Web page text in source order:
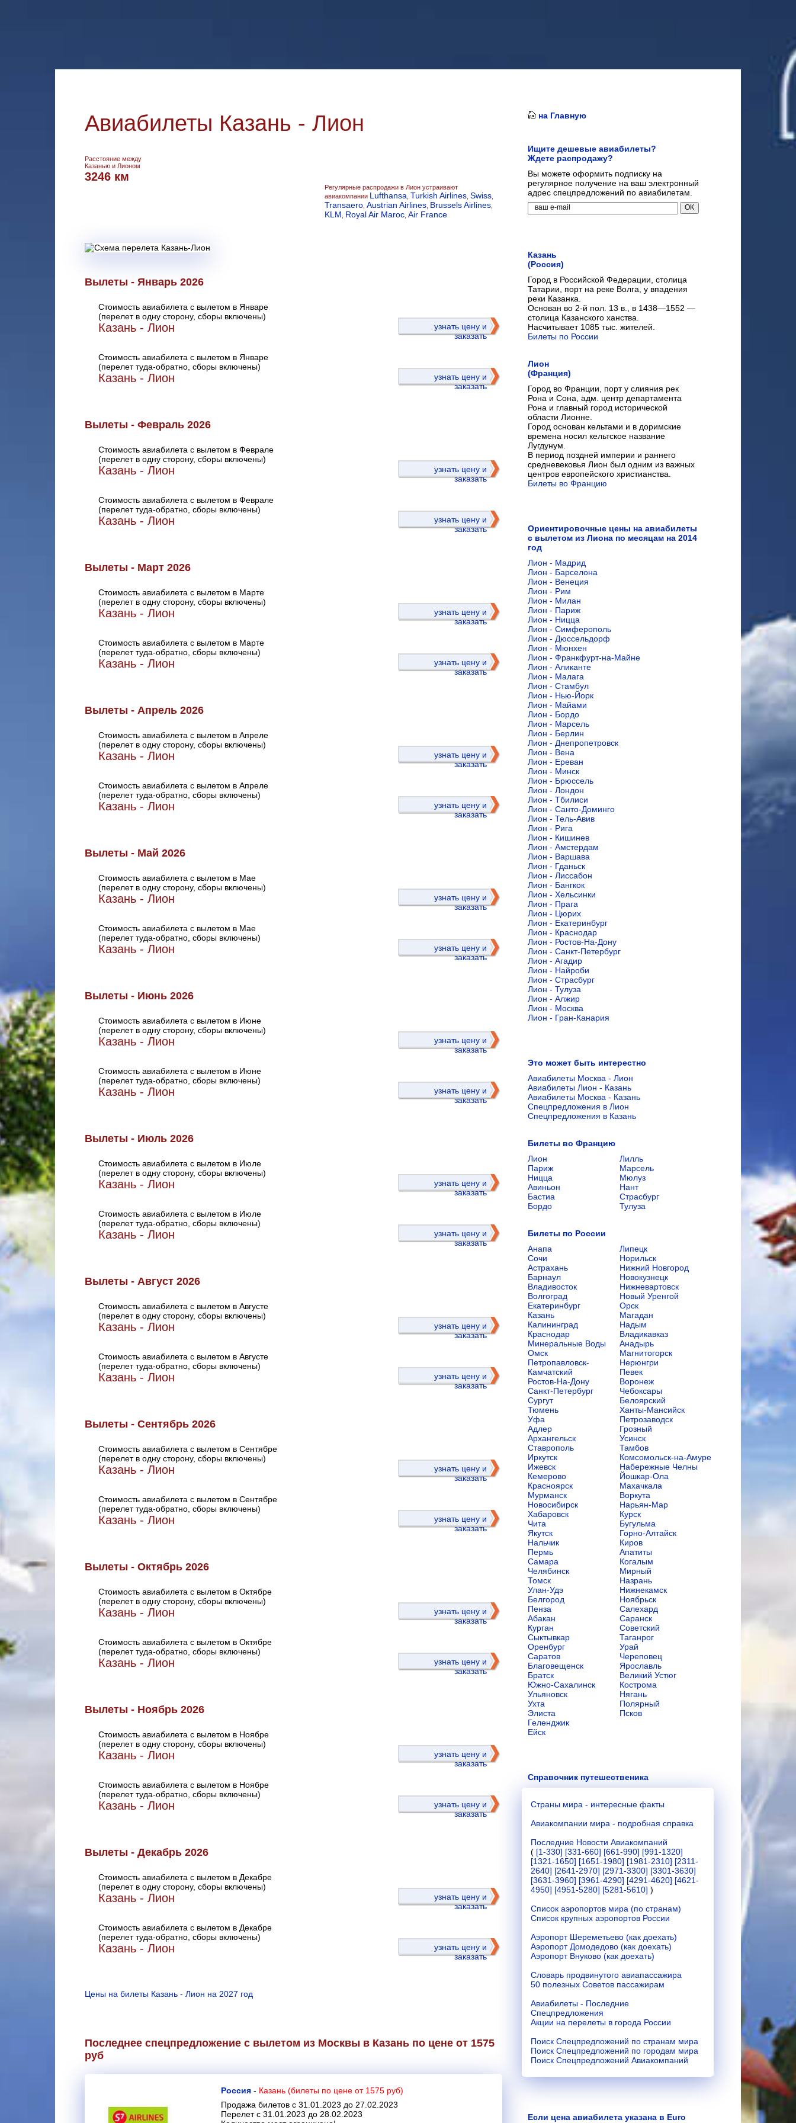
Авиабилеты Казань - Лион
Расстояние между
Казанью и Лионом
3246 км
Регулярные распродажи в Лион устраивают
авиакомпании Lufthansa Turkish Airlines Swiss
Transaero Austrian Airlines Brussels Airlines
KLM Royal Air Maroc Air France
Вылеты - Январь 2026
Стоимость авиабилета с вылетом в Январе
(перелет в одну сторону, сборы включены)
Казань - Лион
узнать цену и
заказать
Стоимость авиабилета с вылетом в Январе
(перелет туда-обратно, сборы включены)
Казань - Лион
узнать цену и
заказать
Вылеты - Февраль 2026
Стоимость авиабилета с вылетом в Феврале
(перелет в одну сторону, сборы включены)
Казань - Лион
узнать цену и
заказать
Стоимость авиабилета с вылетом в Феврале
(перелет туда-обратно, сборы включены)
Казань - Лион
узнать цену и
заказать
Вылеты - Март 2026
Стоимость авиабилета с вылетом в Марте
(перелет в одну сторону, сборы включены)
Казань - Лион
узнать цену и
заказать
Стоимость авиабилета с вылетом в Марте
(перелет туда-обратно, сборы включены)
Казань - Лион
узнать цену и
заказать
Вылеты - Апрель 2026
Стоимость авиабилета с вылетом в Апреле
(перелет в одну сторону, сборы включены)
Казань - Лион
узнать цену и
заказать
Стоимость авиабилета с вылетом в Апреле
(перелет туда-обратно, сборы включены)
Казань - Лион
узнать цену и
заказать
Вылеты - Май 2026
Стоимость авиабилета с вылетом в Мае
(перелет в одну сторону, сборы включены)
Казань - Лион
узнать цену и
заказать
Стоимость авиабилета с вылетом в Мае
(перелет туда-обратно, сборы включены)
Казань - Лион
узнать цену и
заказать
Вылеты - Июнь 2026
Стоимость авиабилета с вылетом в Июне
(перелет в одну сторону, сборы включены)
Казань - Лион
узнать цену и
заказать
Стоимость авиабилета с вылетом в Июне
(перелет туда-обратно, сборы включены)
Казань - Лион
узнать цену и
заказать
Вылеты - Июль 2026
Стоимость авиабилета с вылетом в Июле
(перелет в одну сторону, сборы включены)
Казань - Лион
узнать цену и
заказать
Стоимость авиабилета с вылетом в Июле
(перелет туда-обратно, сборы включены)
Казань - Лион
узнать цену и
заказать
Вылеты - Август 2026
Стоимость авиабилета с вылетом в Августе
(перелет в одну сторону, сборы включены)
Казань - Лион
узнать цену и
заказать
Стоимость авиабилета с вылетом в Августе
(перелет туда-обратно, сборы включены)
Казань - Лион
узнать цену и
заказать
Вылеты - Сентябрь 2026
Стоимость авиабилета с вылетом в Сентябре
(перелет в одну сторону, сборы включены)
Казань - Лион
узнать цену и
заказать
Стоимость авиабилета с вылетом в Сентябре
(перелет туда-обратно, сборы включены)
Казань - Лион
узнать цену и
заказать
Вылеты - Октябрь 2026
Стоимость авиабилета с вылетом в Октябре
(перелет в одну сторону, сборы включены)
Казань - Лион
узнать цену и
заказать
Стоимость авиабилета с вылетом в Октябре
(перелет туда-обратно, сборы включены)
Казань - Лион
узнать цену и
заказать
Вылеты - Ноябрь 2026
Стоимость авиабилета с вылетом в Ноябре
(перелет в одну сторону, сборы включены)
Казань - Лион
узнать цену и
заказать
Стоимость авиабилета с вылетом в Ноябре
(перелет туда-обратно, сборы включены)
Казань - Лион
узнать цену и
заказать
Вылеты - Декабрь 2026
Стоимость авиабилета с вылетом в Декабре
(перелет в одну сторону, сборы включены)
Казань - Лион
узнать цену и
заказать
Стоимость авиабилета с вылетом в Декабре
(перелет туда-обратно, сборы включены)
Казань - Лион
узнать цену и
заказать
Цены на билеты Казань - Лион на 2027 год
Последнее спецпредложение с вылетом из Москвы в Казань по цене от 1575
руб
Россия - Казань (билеты по цене от 1575 руб)
Продажа билетов с 31.01.2023 до 27.02.2023
Перелет с 31.01.2023 до 28.02.2023
на Главную
Ищите дешевые авиабилеты?
Ждете распродажу?
Вы можете оформить подписку на
регулярное получение на ваш электронный
адрес спецпредложений по авиабилетам.
Казань
(Россия)
Город в Российской Федерации, столица
Татарии, порт на реке Волга, у впадения
реки Казанка.
Основан во 2-й пол. 13 в., в 1438—1552 —
столица Казанского ханства.
Насчитывает 1085 тыс. жителей.
Билеты по России
Лион
(Франция)
Город во Франции, порт у слияния рек
Рона и Сона, адм. центр департамента
Рона и главный город исторической
области Лионне.
Город основан кельтами и в доримские
времена носил кельтское название
Лугдунум.
В период поздней империи и раннего
средневековья Лион был одним из важных
центров европейского христианства.
Билеты во Францию
Ориентировочные цены на авиабилеты
с вылетом из Лиона по месяцам на 2014
год
Лион - Мадрид
Лион - Барселона
Лион - Венеция
Лион - Рим
Лион - Милан
Лион - Париж
Лион - Ницца
Лион - Симферополь
Лион - Дюссельдорф
Лион - Мюнхен
Лион - Франкфурт-на-Майне
Лион - Аликанте
Лион - Малага
Лион - Стамбул
Лион - Нью-Йорк
Лион - Майами
Лион - Бордо
Лион - Марсель
Лион - Берлин
Лион - Днепропетровск
Лион - Вена
Лион - Ереван
Лион - Минск
Лион - Брюссель
Лион - Лондон
Лион - Тбилиси
Лион - Санто-Доминго
Лион - Тель-Авив
Лион - Рига
Лион - Кишинев
Лион - Амстердам
Лион - Варшава
Лион - Гданьск
Лион - Лиссабон
Лион - Бангкок
Лион - Хельсинки
Лион - Прага
Лион - Цюрих
Лион - Екатеринбург
Лион - Краснодар
Лион - Ростов-На-Дону
Лион - Санкт-Петербург
Лион - Агадир
Лион - Найроби
Лион - Страсбург
Лион - Тулуза
Лион - Алжир
Лион - Москва
Лион - Гран-Канария
Это может быть интерестно
Авиабилеты Москва - Лион
Авиабилеты Лион - Казань
Авиабилеты Москва - Казань
Спецпредложения в Лион
Спецпредложения в Казань
Билеты во Францию
Лион
Париж
Ницца
Авиньон
Бастиа
Бордо
Лилль
Марсель
Мюлуз
Нант
Страсбург
Тулуза
Билеты по России
Анапа
Сочи
Астрахань
Барнаул
Владивосток
Волгоград
Екатеринбург
Казань
Калининград
Краснодар
Минеральные Воды
Омск
Петропавловск-
Камчатский
Ростов-На-Дону
Санкт-Петербург
Сургут
Тюмень
Уфа
Адлер
Архангельск
Ставрополь
Иркутск
Ижевск
Кемерово
Красноярск
Мурманск
Новосибирск
Хабаровск
Чита
Якутск
Нальчик
Пермь
Самара
Челябинск
Томск
Улан-Удэ
Белгород
Пенза
Абакан
Курган
Сыктывкар
Оренбург
Саратов
Благовещенск
Братск
Южно-Сахалинск
Ульяновск
Ухта
Элиста
Геленджик
Ейск
Липецк
Норильск
Нижний Новгород
Новокузнецк
Нижневартовск
Новый Уренгой
Орск
Магадан
Надым
Владикавказ
Анадырь
Магнитогорск
Нерюнгри
Певек
Воронеж
Чебоксары
Белоярский
Ханты-Мансийск
Петрозаводск
Грозный
Усинск
Тамбов
Комсомольск-на-Амуре
Набережные Челны
Йошкар-Ола
Махачкала
Воркута
Нарьян-Мар
Курск
Бугульма
Горно-Алтайск
Киров
Апатиты
Когалым
Мирный
Назрань
Нижнекамск
Ноябрьск
Салехард
Саранск
Советский
Таганрог
Урай
Череповец
Ярославль
Великий Устюг
Кострома
Нягань
Полярный
Псков
Справочник путешественика
Страны мира - интересные факты
Авиакомпании мира - подробная справка
Последние Новости Авиакомпаний
( [1-330] [331-660] [661-990] [991-1320]
[1321-1650] [1651-1980] [1981-2310] [2311-
2640] [2641-2970] [2971-3300] [3301-3630]
[3631-3960] [3961-4290] [4291-4620] [4621-
4950] [4951-5280] [5281-5610] )
Список аэропортов мира (по странам)
Список крупных аэропортов России
Аэропорт Шереметьево (как доехать)
Аэропорт Домодедово (как доехать)
Аэропорт Внуково (как доехать)
Словарь продвинутого авиапассажира
50 полезных Советов пассажирам
Авиабилеты - Последние
Спецпредложения
Акции на перелеты в города России
Поиск Спецпредложений по странам мира
Поиск Спецпредложений по городам мира
Поиск Спецпредложений Авиакомпаний
Если цена авиабилета указана в Euro